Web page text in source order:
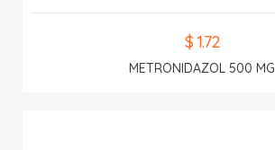
$ 1.72
METRONIDAZOL 500 MG